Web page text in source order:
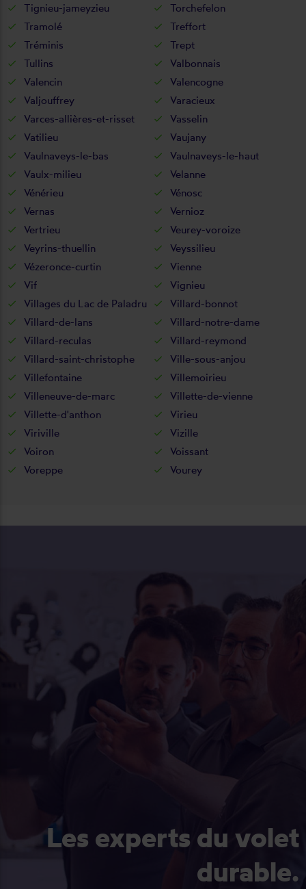
Tignieu-jameyzieu
Torchefelon
Tramolé
Treffort
Tréminis
Trept
Tullins
Valbonnais
Valencin
Valencogne
Valjouffrey
Varacieux
Varces-allières-et-risset
Vasselin
Vatilieu
Vaujany
Vaulnaveys-le-bas
Vaulnaveys-le-haut
Vaulx-milieu
Velanne
Vénérieu
Vénosc
Vernas
Vernioz
Vertrieu
Veurey-voroize
Veyrins-thuellin
Veyssilieu
Vézeronce-curtin
Vienne
Vif
Vignieu
Villages du Lac de Paladru
Villard-bonnot
Villard-de-lans
Villard-notre-dame
Villard-reculas
Villard-reymond
Villard-saint-christophe
Ville-sous-anjou
Villefontaine
Villemoirieu
Villeneuve-de-marc
Villette-de-vienne
Villette-d'anthon
Virieu
Viriville
Vizille
Voiron
Voissant
Voreppe
Vourey
Les experts du volet
durable.